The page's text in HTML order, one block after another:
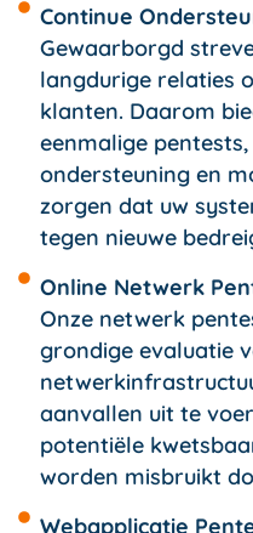
Continue
Gewaarborgd
langdurige relaties
klanten. Daarom
eenmalige
ondersteuning en
zorgen dat uw
tegen nieuwe
Online Netwerk
Onze netwerk
grondige evaluatie
aanvallen uit te
potentiële
worden misbruikt
Webapplicatie